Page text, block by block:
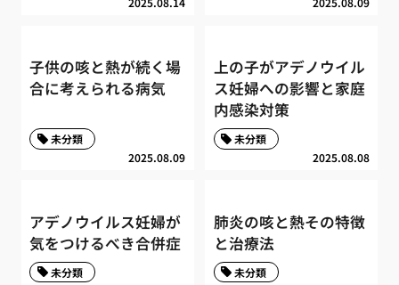
子供の咳と熱が続く場
合に考えられる病気
2025.08.09
未分類
上の子がアデノウイル
ス妊婦への影響と家庭
内感染対策
2025.08.08
未分類
アデノウイルス妊婦が
気をつけるべき合併症
未分類
肺炎の咳と熱その特徴
と治療法
未分類